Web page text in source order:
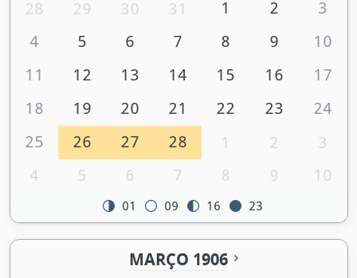
28 29 30 31 1 2
3
4
5 6 7 8 9
10
11
12 13 14 15 16
17
18
19 20 21 22 23
24
25
26 27 28 1 2
3
4
5 6 7 8 9 10
01 09 16 23
MARÇO 1906